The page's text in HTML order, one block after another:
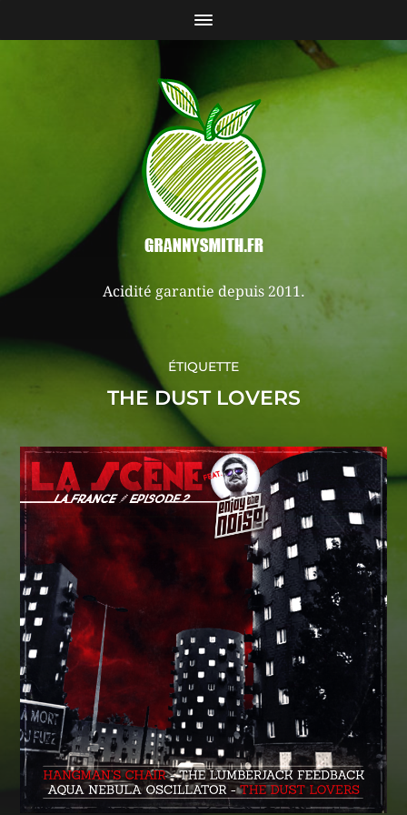
Acidité garantie depuis 2011.
ÉTIQUETTE
THE DUST LOVERS